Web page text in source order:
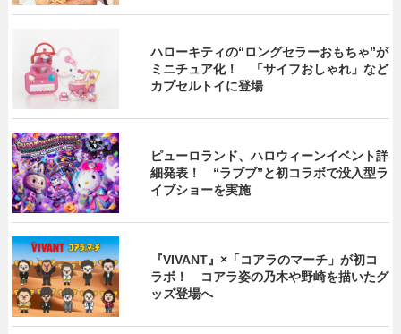
ハローキティの“ロングセラーおもちゃ”が
ミニチュア化！ 「サイフおしゃれ」など
カプセルトイに登場
ピューロランド、ハロウィーンイベント詳
細発表！ “ラブブ”と初コラボで没入型ラ
イブショーを実施
『VIVANT』×「コアラのマーチ」が初コ
ラボ！ コアラ姿の乃木や野崎を描いたグ
ッズ登場へ